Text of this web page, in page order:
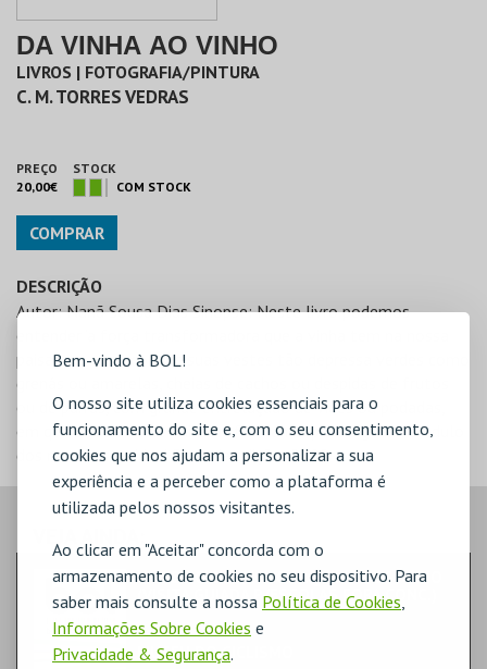
Bem-vindo à BOL!
O nosso site utiliza cookies essenciais para o
funcionamento do site e, com o seu consentimento,
cookies que nos ajudam a personalizar a sua
experiência e a perceber como a plataforma é
utilizada pelos nossos visitantes.
Ao clicar em "Aceitar" concorda com o
armazenamento de cookies no seu dispositivo. Para
saber mais consulte a nossa Política de Cookies
Informações Sobre Cookies e
Privacidade & Segurança.
DA VINHA AO VINHO
LIVROS | FOTOGRAFIA/PINTURA
C. M. TORRES VEDRAS
PREÇO
20,00€
STOCK
COM STOCK
COMPRAR
DESCRIÇÃO
Autor: Nanã Sousa Dias Sinopse: Neste livro podemos
entender ‘a força transformadora que a vinha tem na nossa
paisagem rural, com as suas vestes tão depressa verdes como
grenás ou amarelas, cheias de cachos ou despidas de frutos
ou de parras, com grande entrelaçado de vides ou podadas,
em que a cada dia se vai transformando para regalo incrédulo
dos nossos sentidos’. Data de edição: 2008
MUSEU CICLISMO JOAAQUIM AGOSTINHO
(VISITA GUIADA P/ESCOLAS FORA CONC.)
TEATRO & ARTE | EXPOSIÇÃO
MUSEU DO CICLISMO